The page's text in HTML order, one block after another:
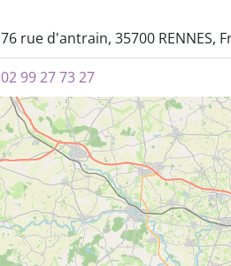
76 rue d'antrain, 35700 RENNES,
02 99 27 73 27